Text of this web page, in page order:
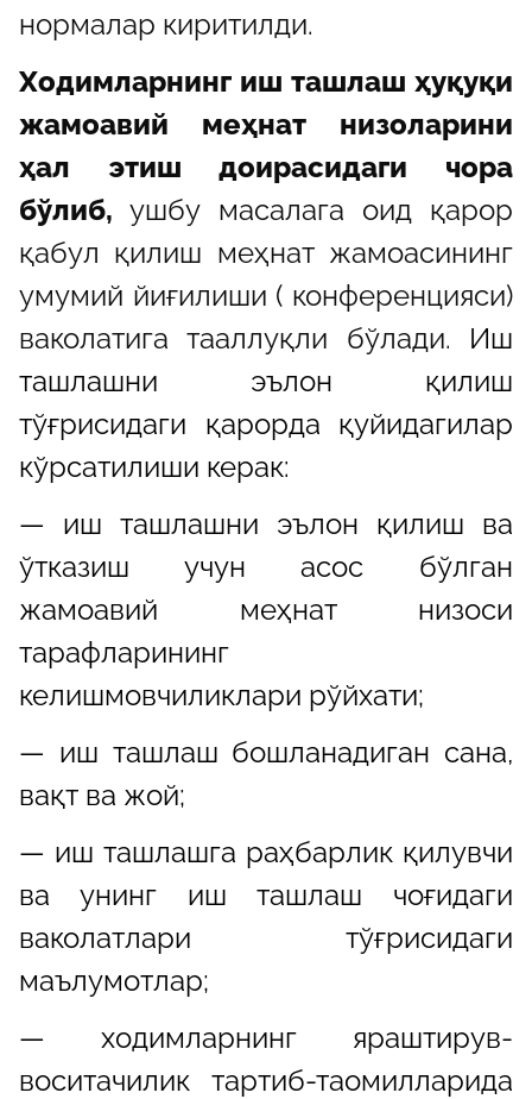
нормалар киритилди.
Ходимларнинг иш ташлаш ҳуқуқи
жамоавий меҳнат низоларини
ҳал этиш доирасидаги чора
бўлиб, ушбу масалага оид қарор
қабул қилиш меҳнат жамоасининг
умумий йиғилиши ( конференцияси)
ваколатига тааллуқли бўлади. Иш
ташлашни эълон қилиш
тўғрисидаги қарорда қуйидагилар
кўрсатилиши керак:
— иш ташлашни эълон қилиш ва
ўтказиш учун асос бўлган
жамоавий меҳнат низоси
тарафларининг
келишмовчиликлари рўйхати;
— иш ташлаш бошланадиган сана,
вақт ва жой;
— иш ташлашга раҳбарлик қилувчи
ва унинг иш ташлаш чоғидаги
ваколатлари тўғрисидаги
маълумотлар;
— ходимларнинг яраштирув-
воситачилик тартиб-таомилларида